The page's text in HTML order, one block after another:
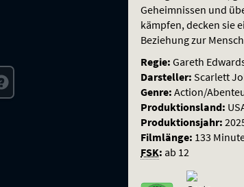
Geheimnissen und
kämpfen, decken sie
Beziehung zur
Regie: Gareth
Darsteller: Scarlett
Genre: Action/
Produktionsland:
Produktionsjahr:
Filmlänge: 133
FSK: ab 12